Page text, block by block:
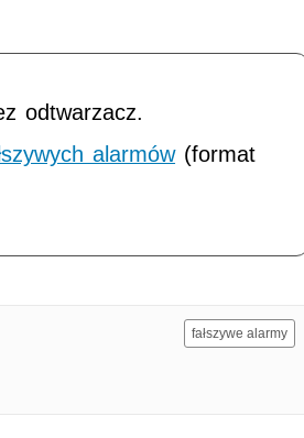
odtwarzacz.
alarmów(format
fałszywe alarmy